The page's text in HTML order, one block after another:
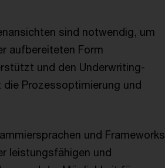
sind notwendig, um
aufbereiteten Form
und den Underwriting-
Prozessoptimierung und
und Frameworks
leistungsfähigen und